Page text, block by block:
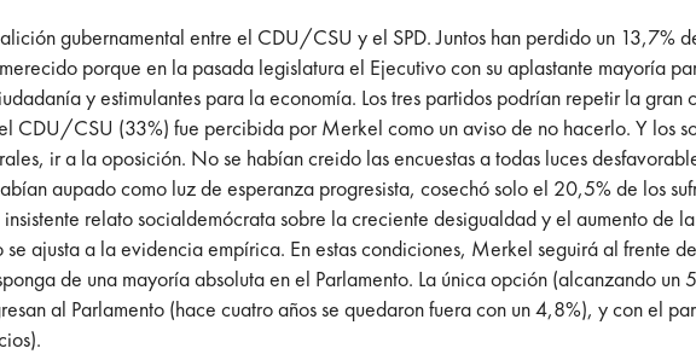
gubernamental entre el CDU/CSU y el SPD. Juntos han perdido un 13,7%
porque en la pasada legislatura el Ejecutivo con su aplastante mayoría
y estimulantes para la economía. Los tres partidos podrían repetir la gran
CDU/CSU (33%) fue percibida por Merkel como un aviso de no hacerlo. Y los
ir a la oposición. No se habían creido las encuestas a todas luces
aupado como luz de esperanza progresista, cosechó solo el 20,5% de los
relato socialdemócrata sobre la creciente desigualdad y el aumento de
ajusta a la evidencia empírica. En estas condiciones, Merkel seguirá al frente
de una mayoría absoluta en el Parlamento. La única opción (alcanzando
al Parlamento (hace cuatro años se quedaron fuera con un 4,8%), y con el